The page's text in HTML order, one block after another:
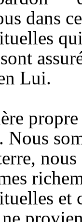
dans
Lui.
Nous
et